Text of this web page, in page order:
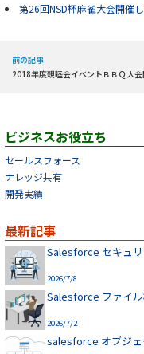
第26回NSD杯麻雀大会開催
前の記事
2018年度親睦会イベントＢＢＱ大
ビジネスお役立ち
セールスフォース
ナレッジ共有
開発実績
最新記事
Salesforce セキュ
2026/7/8
Salesforce ファイ
2026/7/2
salesforce オブジ